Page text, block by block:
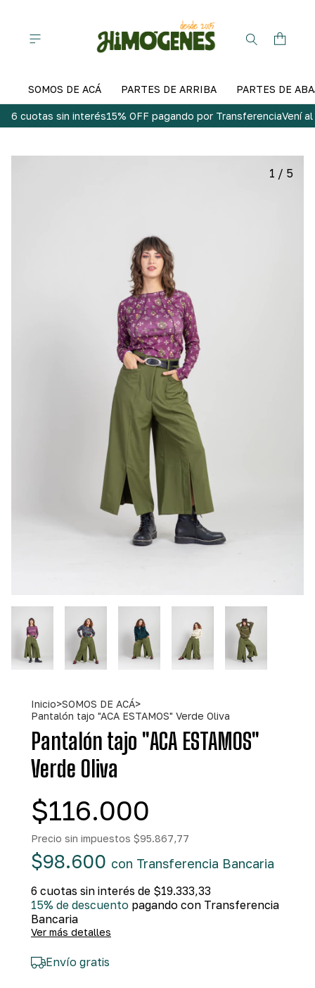
SOMOS DE ACÁ PARTES DE ARRIBA PARTES DE
6 cuotas sin interés15% OFF pagando por TransferenciaVení
1 / 5
Inicio>SOMOS DE ACÁ>
Pantalón tajo "ACA ESTAMOS" Verde Oliva
Pantalón tajo "ACA ESTAMOS"
Verde Oliva
$116.000
Precio sin impuestos $95.867,77
$98.600 con Transferencia Bancaria
6 cuotas sin interés de $19.333,33
15% de descuento pagando con Transferencia
Bancaria
Ver más detalles
Envío gratis